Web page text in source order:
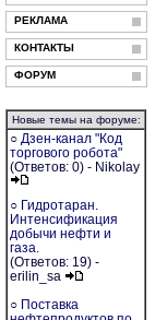
РЕКЛАМА
КОНТАКТЫ
ФОРУМ
Новые темы на форуме:
○ Дзен-канал "Код
торгового робота"
(Ответов: 0) - Nikolay
○ Гидротаран.
Интенсификация
добычи нефти и
газа.
(Ответов: 19) -
erilin_sa
○ Поставка